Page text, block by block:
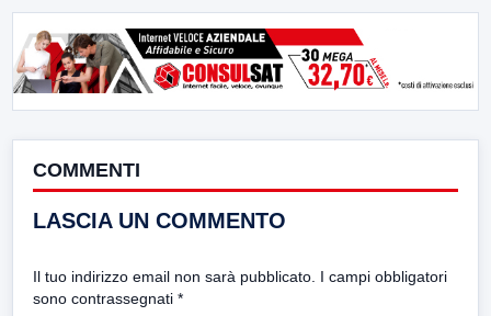
COMMENTI
LASCIA UN COMMENTO
Il tuo indirizzo email non sarà pubblicato. I campi obbligatori
sono contrassegnati *